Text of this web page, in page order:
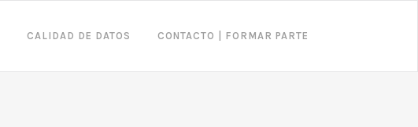
CALIDAD DE DATOS CONTACTO | FORMAR PARTE